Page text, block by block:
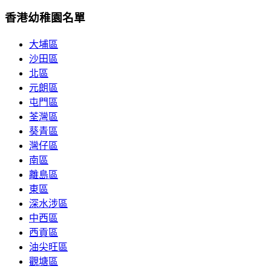
香港幼稚園名單
大埔區
沙田區
北區
元朗區
屯門區
荃灣區
葵青區
灣仔區
南區
離島區
東區
深水涉區
中西區
西貢區
油尖旺區
觀塘區